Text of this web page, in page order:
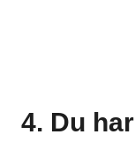
4. Du